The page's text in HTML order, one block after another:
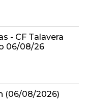
- CF Talavera
06/08/26
(06/08/2026)